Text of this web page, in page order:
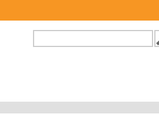
FORMULAIRE DE